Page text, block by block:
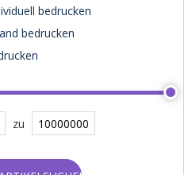
bedrucken
bedrucken
zu